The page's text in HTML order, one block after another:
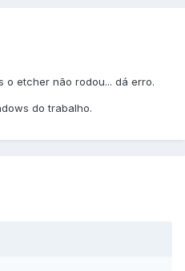
o etcher não rodou... dá erro.
do trabalho.